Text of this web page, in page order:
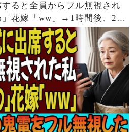
ると全員からフル無視され
花嫁「ww」→1時間後、2人
視した